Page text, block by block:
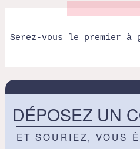
Serez-vous le premier
DÉPOSEZ UN
ET SOURIEZ, VOUS